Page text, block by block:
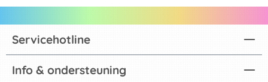
Servicehotline
Info & ondersteuning